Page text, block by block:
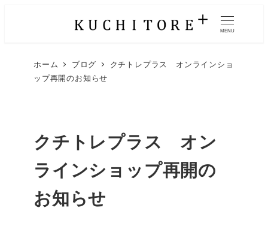
MENU
ホーム ブログ
クチトレプラス オンラインショ
ップ再開のお知らせ
クチトレプラス オン
ラインショップ再開の
お知らせ